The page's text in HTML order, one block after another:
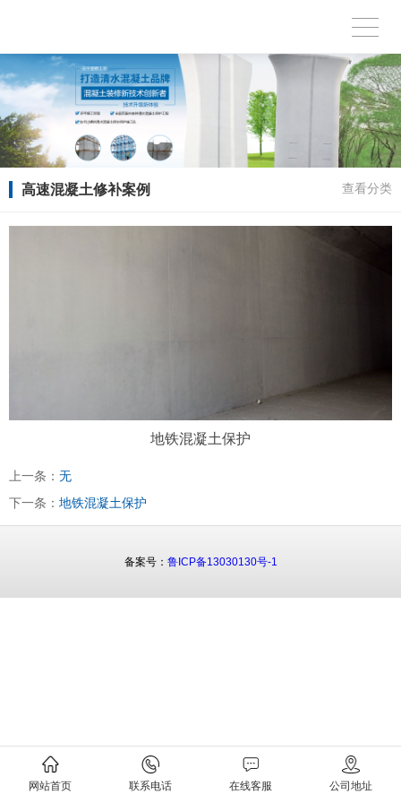
高速混凝土修补案例 查看分类
地铁混凝土保护
上一条： 无
下一条： 地铁混凝土保护
网站首页 联系电话 在线客服 公司地址
备案号： 鲁ICP备13030130号-1